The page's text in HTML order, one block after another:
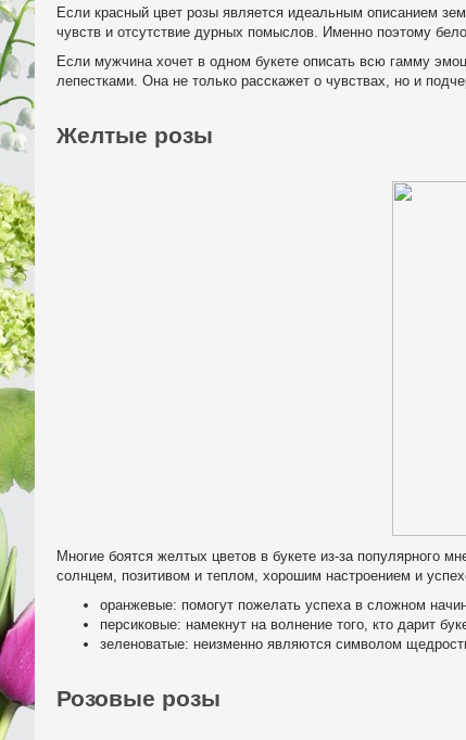
Если красный цвет розы является идеальным описанием
чувств и отсутствие дурных помыслов. Именно поэтому
Если мужчина хочет в одном букете описать всю гамму
лепестками. Она не только расскажет о чувствах, но и
Желтые розы
Многие боятся желтых цветов в букете из-за популярного
солнцем, позитивом и теплом, хорошим настроением и
оранжевые: помогут пожелать успеха в сложном
персиковые: намекнут на волнение того, кто дарит
зеленоватые: неизменно являются символом
Розовые розы